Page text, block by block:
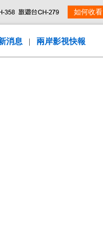
如何收看
消息 | 兩岸影視快報